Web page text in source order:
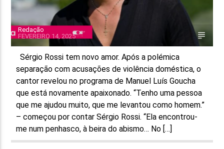
Redação
FEVEREIRO 14, 2025
Sérgio Rossi tem novo amor. Após a polémica
separação com acusações de violência doméstica, o
cantor revelou no programa de Manuel Luís Goucha
que está novamente apaixonado. “Tenho uma pessoa
que me ajudou muito, que me levantou como homem.”
– começou por contar Sérgio Rossi. “Ela encontrou-
me num penhasco, à beira do abismo… No […]